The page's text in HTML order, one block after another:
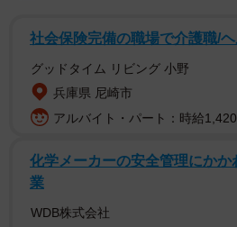
社会保険完備の職場で介護職/
グッドタイム リビング 小野
兵庫県 尼崎市
アルバイト・パート：時給
化学メーカーの安全管理にかか
業
WDB株式会社